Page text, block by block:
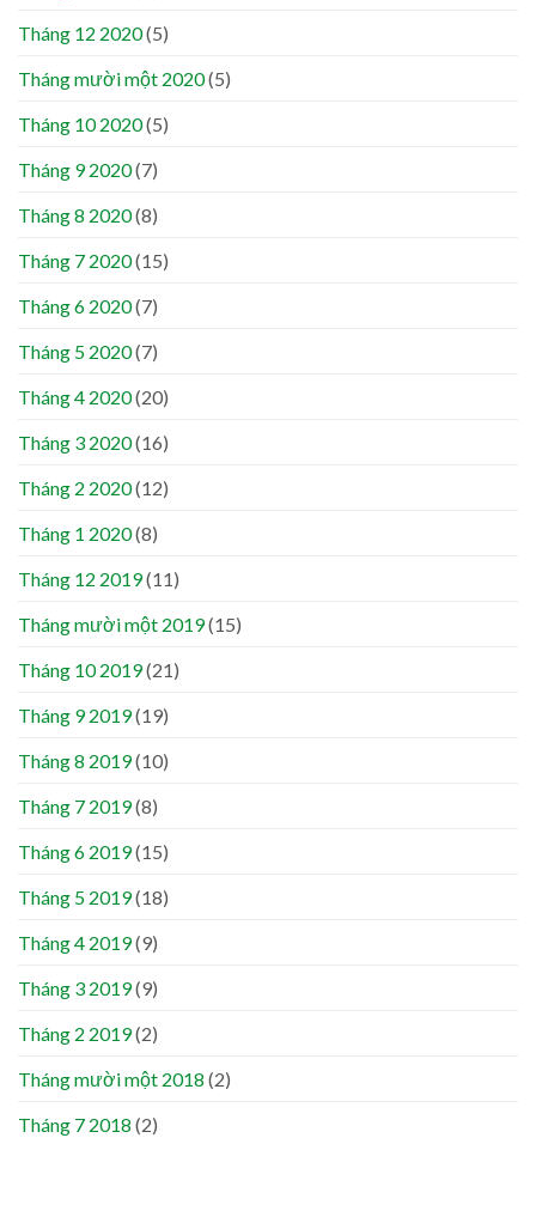
Tháng 12 2020(5)
Tháng mười một 2020(5)
Tháng 10 2020(5)
Tháng 9 2020(7)
Tháng 8 2020(8)
Tháng 7 2020(15)
Tháng 6 2020(7)
Tháng 5 2020(7)
Tháng 4 2020(20)
Tháng 3 2020(16)
Tháng 2 2020(12)
Tháng 1 2020(8)
Tháng 12 2019(11)
Tháng mười một 2019(15)
Tháng 10 2019(21)
Tháng 9 2019(19)
Tháng 8 2019(10)
Tháng 7 2019(8)
Tháng 6 2019(15)
Tháng 5 2019(18)
Tháng 4 2019(9)
Tháng 3 2019(9)
Tháng 2 2019(2)
Tháng mười một 2018 (2)
Tháng 7 2018 (2)